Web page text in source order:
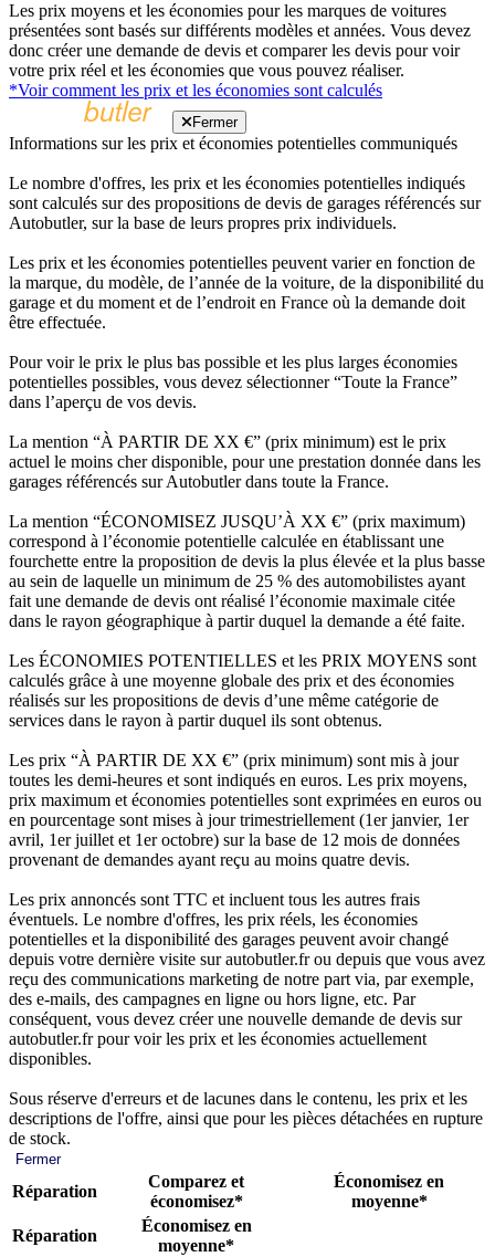
Les prix moyens et les économies pour les marques de voitures
présentées sont basés sur différents modèles et années. Vous devez
donc créer une demande de devis et comparer les devis pour voir
votre prix réel et les économies que vous pouvez réaliser.
*Voir comment les prix et les économies sont calculés
Fermer
Informations sur les prix et économies potentielles communiqués
Le nombre d'offres, les prix et les économies potentielles indiqués
sont calculés sur des propositions de devis de garages référencés sur
Autobutler, sur la base de leurs propres prix individuels.
Les prix et les économies potentielles peuvent varier en fonction de
la marque, du modèle, de l’année de la voiture, de la disponibilité du
garage et du moment et de l’endroit en France où la demande doit
être effectuée.
Pour voir le prix le plus bas possible et les plus larges économies
potentielles possibles, vous devez sélectionner “Toute la France”
dans l’aperçu de vos devis.
La mention “À PARTIR DE XX €” (prix minimum) est le prix
actuel le moins cher disponible, pour une prestation donnée dans les
garages référencés sur Autobutler dans toute la France.
La mention “ÉCONOMISEZ JUSQU’À XX €” (prix maximum)
correspond à l’économie potentielle calculée en établissant une
fourchette entre la proposition de devis la plus élevée et la plus basse
au sein de laquelle un minimum de 25 % des automobilistes ayant
fait une demande de devis ont réalisé l’économie maximale citée
dans le rayon géographique à partir duquel la demande a été faite.
Les ÉCONOMIES POTENTIELLES et les PRIX MOYENS sont
calculés grâce à une moyenne globale des prix et des économies
réalisés sur les propositions de devis d’une même catégorie de
services dans le rayon à partir duquel ils sont obtenus.
Les prix “À PARTIR DE XX €” (prix minimum) sont mis à jour
toutes les demi-heures et sont indiqués en euros. Les prix moyens,
prix maximum et économies potentielles sont exprimées en euros ou
en pourcentage sont mises à jour trimestriellement (1er janvier, 1er
avril, 1er juillet et 1er octobre) sur la base de 12 mois de données
provenant de demandes ayant reçu au moins quatre devis.
Les prix annoncés sont TTC et incluent tous les autres frais
éventuels. Le nombre d'offres, les prix réels, les économies
potentielles et la disponibilité des garages peuvent avoir changé
depuis votre dernière visite sur autobutler.fr ou depuis que vous avez
reçu des communications marketing de notre part via, par exemple,
des e-mails, des campagnes en ligne ou hors ligne, etc. Par
conséquent, vous devez créer une nouvelle demande de devis sur
autobutler.fr pour voir les prix et les économies actuellement
disponibles.
Sous réserve d'erreurs et de lacunes dans le contenu, les prix et les
descriptions de l'offre, ainsi que pour les pièces détachées en rupture
de stock.
Fermer
Réparation
Comparez et
économisez*
Économisez en
moyenne*
Réparation
Économisez en
moyenne*